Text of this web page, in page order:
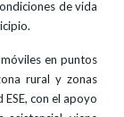
de vida
en puntos
rural y zonas
con el apoyo